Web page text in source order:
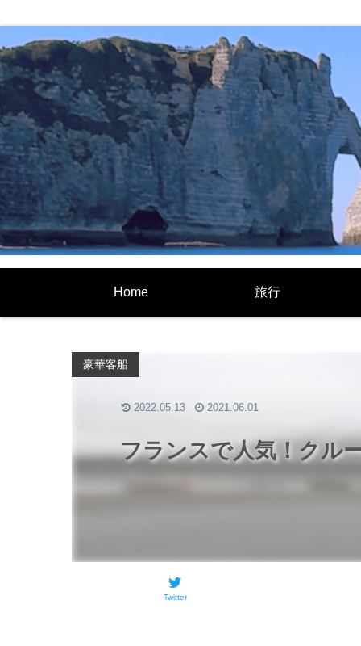
Home 旅行
フランスで人気！クル
豪華客船
Twitter
2022.05.13 2021.06.01